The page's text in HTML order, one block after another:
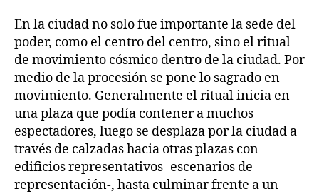
En la ciudad no solo fue importante la sede del
poder, como el centro del centro, sino el ritual
de movimiento cósmico dentro de la ciudad. Por
medio de la procesión se pone lo sagrado en
movimiento. Generalmente el ritual inicia en
una plaza que podía contener a muchos
espectadores, luego se desplaza por la ciudad a
través de calzadas hacia otras plazas con
edificios representativos- escenarios de
representación-, hasta culminar frente a un